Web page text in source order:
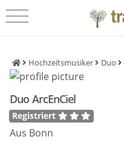
Hochzeitsmusiker Duo
Duo ArcEnCiel
Registriert
Aus Bonn